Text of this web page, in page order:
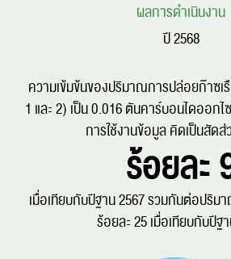
ผลการดำเนินงาน
ปี 2568
ความเข้มข้นของปริมาณการปล่อยก๊าซเ
1 และ 2) เป็น 0.016ตันคาร์บอนไดออกไ
การใช้งานข้อมูล คิดเป็นสัด
ร้อยละ
เมื่อเทียบกับปีฐาน 2567 รวมกันต่อปริม
ร้อยละ 25 เมื่อเทียบกับปีฐ